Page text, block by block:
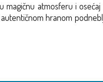
magičnu atmosferu i
hranom